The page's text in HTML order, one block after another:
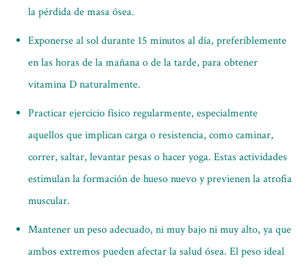
la pérdida de masa ósea.
Exponerse al sol durante 15 minutos al día, preferiblemente
en las horas de la mañana o de la tarde, para obtener
vitamina D naturalmente.
Practicar ejercicio físico regularmente, especialmente
aquellos que implican carga o resistencia, como caminar,
correr, saltar, levantar pesas o hacer yoga. Estas actividades
estimulan la formación de hueso nuevo y previenen la atrofia
muscular.
Mantener un peso adecuado, ni muy bajo ni muy alto, ya que
ambos extremos pueden afectar la salud ósea. El peso ideal